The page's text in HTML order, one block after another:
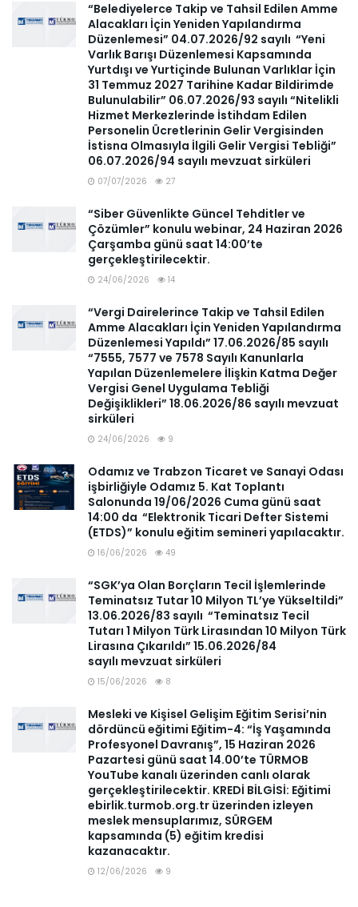
“Belediyelerce Takip ve Tahsil Edilen Amme
Alacakları İçin Yeniden Yapılandırma
Düzenlemesi” 04.07.2026/92 sayılı “Yeni
Varlık Barışı Düzenlemesi Kapsamında
Yurtdışı ve Yurtiçinde Bulunan Varlıklar İçin
31 Temmuz 2027 Tarihine Kadar Bildirimde
Bulunulabilir” 06.07.2026/93 sayılı “Nitelikli
Hizmet Merkezlerinde İstihdam Edilen
Personelin Ücretlerinin Gelir Vergisinden
İstisna Olmasıyla İlgili Gelir Vergisi Tebliği”
06.07.2026/94 sayılı mevzuat sirküleri
07/07/2026 27
“Siber Güvenlikte Güncel Tehditler ve
Çözümler” konulu webinar, 24 Haziran 2026
Çarşamba günü saat 14:00’te
gerçekleştirilecektir.
24/06/2026 14
“Vergi Dairelerince Takip ve Tahsil Edilen
Amme Alacakları İçin Yeniden Yapılandırma
Düzenlemesi Yapıldı” 17.06.2026/85 sayılı
“7555, 7577 ve 7578 Sayılı Kanunlarla
Yapılan Düzenlemelere İlişkin Katma Değer
Vergisi Genel Uygulama Tebliği
Değişiklikleri” 18.06.2026/86 sayılı mevzuat
sirküleri
24/06/2026 9
Odamız ve Trabzon Ticaret ve Sanayi Odası
işbirliğiyle Odamız 5. Kat Toplantı
Salonunda 19/06/2026 Cuma günü saat
14:00 da “Elektronik Ticari Defter Sistemi
(ETDS)” konulu eğitim semineri yapılacaktır.
16/06/2026 49
“SGK’ya Olan Borçların Tecil İşlemlerinde
Teminatsız Tutar 10 Milyon TL’ye Yükseltildi”
13.06.2026/83 sayılı “Teminatsız Tecil
Tutarı 1 Milyon Türk Lirasından 10 Milyon Türk
Lirasına Çıkarıldı” 15.06.2026/84
sayılı mevzuat sirküleri
15/06/2026 8
Mesleki ve Kişisel Gelişim Eğitim Serisi’nin
dördüncü eğitimi Eğitim-4: “İş Yaşamında
Profesyonel Davranış”, 15 Haziran 2026
Pazartesi günü saat 14.00’te TÜRMOB
YouTube kanalı üzerinden canlı olarak
gerçekleştirilecektir. KREDİ BİLGİSİ: Eğitimi
ebirlik.turmob.org.tr üzerinden izleyen
meslek mensuplarımız, SÜRGEM
kapsamında (5) eğitim kredisi
kazanacaktır.
12/06/2026 9